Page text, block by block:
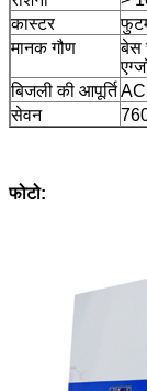
कास्टर
मानक गौण
बेस
बिजली की आपूर्ति
सेवन
फोटो: